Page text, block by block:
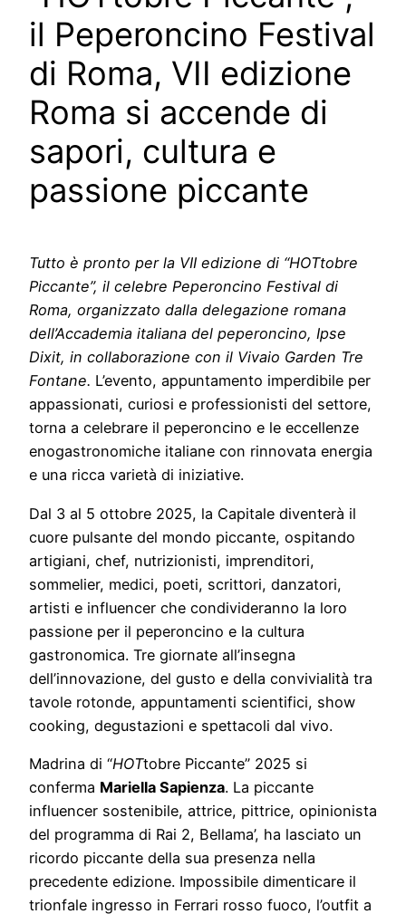
il Peperoncino Festival
di Roma, VII edizione
Roma si accende di
sapori, cultura e
passione piccante
Tutto è pronto per la VII edizione di “HOTtobre
Piccante”, il celebre Peperoncino Festival di
Roma, organizzato dalla delegazione romana
dell’Accademia italiana del peperoncino, Ipse
Dixit, in collaborazione con il Vivaio Garden Tre
Fontane. L’evento, appuntamento imperdibile per
appassionati, curiosi e professionisti del settore,
torna a celebrare il peperoncino e le eccellenze
enogastronomiche italiane con rinnovata energia
e una ricca varietà di iniziative.
Dal 3 al 5 ottobre 2025, la Capitale diventerà il
cuore pulsante del mondo piccante, ospitando
artigiani, chef, nutrizionisti, imprenditori,
sommelier, medici, poeti, scrittori, danzatori,
artisti e influencer che condivideranno la loro
passione per il peperoncino e la cultura
gastronomica. Tre giornate all’insegna
dell’innovazione, del gusto e della convivialità tra
tavole rotonde, appuntamenti scientifici, show
cooking, degustazioni e spettacoli dal vivo.
Madrina di “HOTtobre Piccante” 2025 si
conferma Mariella Sapienza. La piccante
influencer sostenibile, attrice, pittrice, opinionista
del programma di Rai 2, Bellama’, ha lasciato un
ricordo piccante della sua presenza nella
precedente edizione. Impossibile dimenticare il
trionfale ingresso in Ferrari rosso fuoco, l’outfit a